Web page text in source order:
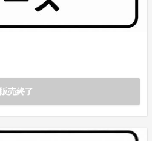
販売終了